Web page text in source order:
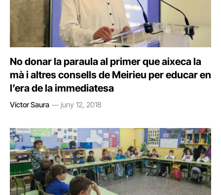
No donar la paraula al primer que aixeca la
mà i altres consells de Meirieu per educar en
l’era de la immediatesa
Víctor Saura juny 12, 2018